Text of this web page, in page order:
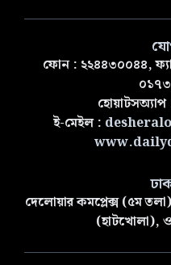
ফোন : ২২৪৪৩০০৪৪,
ই-মেইল :
দেলোয়ার কমপ্লেক্স (৫ম
(হাটখোলা),